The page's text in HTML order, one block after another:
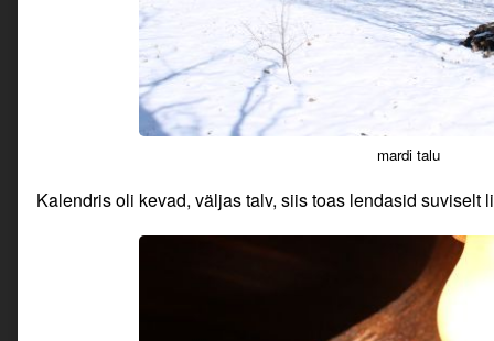
mardi talu
Kalendris oli kevad, väljas talv, siis toas lendasid suviselt